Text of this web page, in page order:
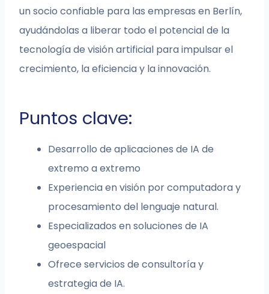
un socio confiable para las empresas en Berlín,
ayudándolas a liberar todo el potencial de la
tecnología de visión artificial para impulsar el
crecimiento, la eficiencia y la innovación.
Puntos clave:
Desarrollo de aplicaciones de IA de
extremo a extremo
Experiencia en visión por computadora y
procesamiento del lenguaje natural.
Especializados en soluciones de IA
geoespacial
Ofrece servicios de consultoría y
estrategia de IA.